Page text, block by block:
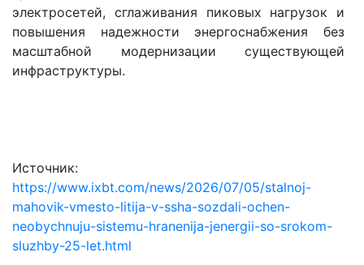
электросетей, сглаживания пиковых нагрузок и
повышения надежности энергоснабжения без
масштабной модернизации существующей
инфраструктуры.
Источник:
https://www.ixbt.com/news/2026/07/05/stalnoj-
mahovik-vmesto-litija-v-ssha-sozdali-ochen-
neobychnuju-sistemu-hranenija-jenergii-so-srokom-
sluzhby-25-let.html